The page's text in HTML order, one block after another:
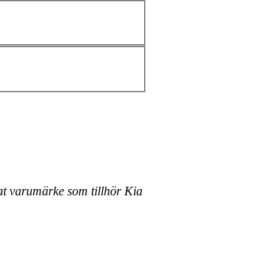
varumärke som tillhör Kia